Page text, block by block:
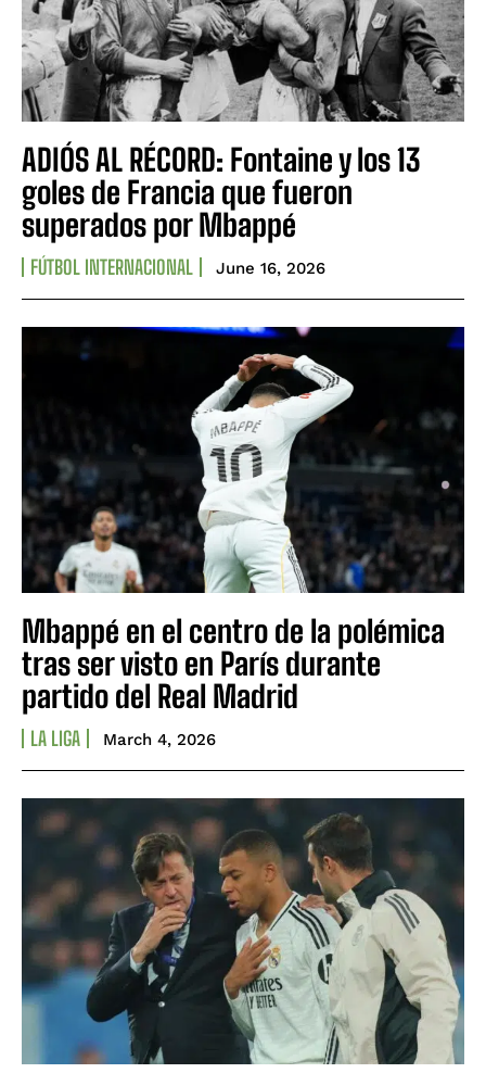
ADIÓS AL RÉCORD: Fontaine y los 13
goles de Francia que fueron
superados por Mbappé
FÚTBOL INTERNACIONAL June 16, 2026
Mbappé en el centro de la polémica
tras ser visto en París durante
partido del Real Madrid
LA LIGA March 4, 2026